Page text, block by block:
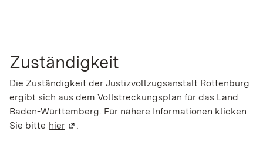
Zuständigkeit
Die Zuständigkeit der Justizvollzugsanstalt Rottenburg
ergibt sich aus dem Vollstreckungsplan für das Land
Baden-Württemberg. Für nähere Informationen klicken
Sie bitte hier (Wird in einem neuen Fenster geöffnet)